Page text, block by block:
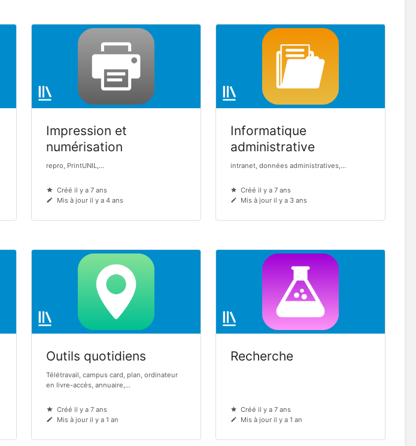
Impression et
numérisation
repro, PrintUNIL,...
Créé il y a 7 ans
Mis à jour il y a 4 ans
Informatique
administrative
intranet, données administratives,...
Créé il y a 7 ans
Mis à jour il y a 3 ans
Outils quotidiens
Télétravail, campus card, plan, ordinateur
en livre-accès, annuaire,...
Créé il y a 7 ans
Mis à jour il y a 1 an
Recherche
Créé il y a 7 ans
Mis à jour il y a 1 an